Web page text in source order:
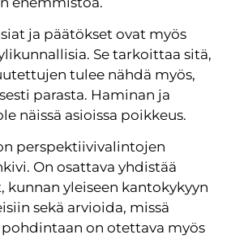
ja päätökset ovat myös
Se tarkoittaa sitä,
tulee nähdä myös,
parasta. Haminan ja
näissä asioissa poikkeus.
perspektiivivalintojen
On osattava yhdistää
kunnan yleiseen kantokykyyn
sekä arvioida, missä
pohdintaan on otettava myös